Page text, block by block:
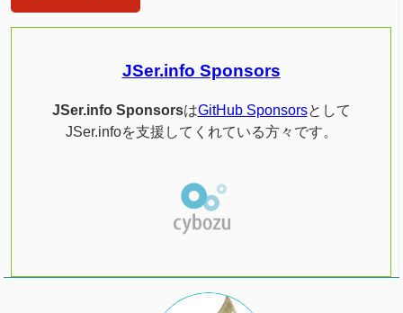
JSer.info Sponsors
JSer.info SponsorsはGitHub Sponsorsとして
JSer.infoを支援してくれている方々です。